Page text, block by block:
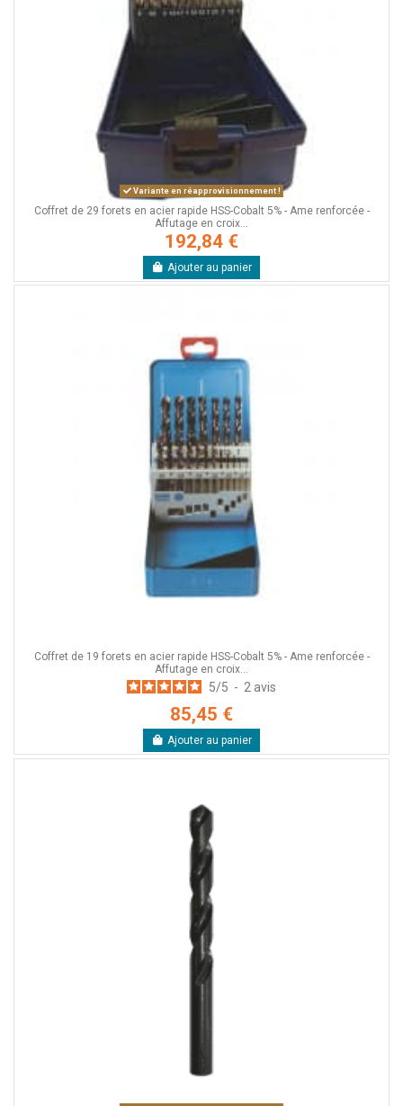
Variante en réapprovisionnement !
Coffret de 29 forets en acier rapide HSS-Cobalt 5% - Ame renforcée -
Affutage en croix...
192,84 €
Ajouter au panier
Coffret de 19 forets en acier rapide HSS-Cobalt 5% - Ame renforcée -
Affutage en croix...
5/5 - 2 avis
85,45 €
Ajouter au panier